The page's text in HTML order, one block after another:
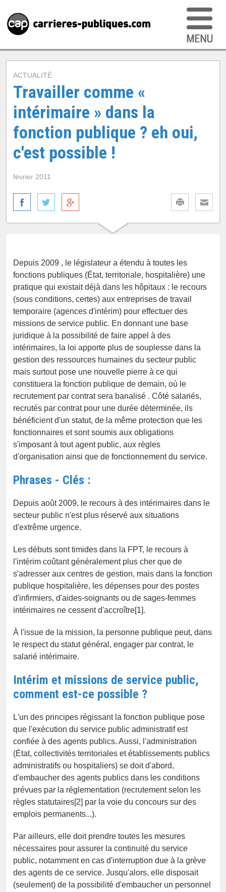
ACTUALITÉ
Travailler comme «
intérimaire » dans la
fonction publique ? eh oui,
c'est possible !
février 2011
Depuis 2009 , le législateur a étendu à toutes les
fonctions publiques (État, territoriale, hospitalière) une
pratique qui existait déjà dans les hôpitaux : le recours
(sous conditions, certes) aux entreprises de travail
temporaire (agences d'intérim) pour effectuer des
missions de service public. En donnant une base
juridique à la possibilité de faire appel à des
intérimaires, la loi apporte plus de souplesse dans la
gestion des ressources humaines du secteur public
mais surtout pose une nouvelle pierre à ce qui
constituera la fonction publique de demain, où le
recrutement par contrat sera banalisé . Côté salariés,
recrutés par contrat pour une durée déterminée, ils
bénéficient d'un statut, de la même protection que les
fonctionnaires et sont soumis aux obligations
s'imposant à tout agent public, aux règles
d'organisation ainsi que de fonctionnement du service.
Phrases - Clés :
Depuis août 2009, le recours à des intérimaires dans le
secteur public n'est plus réservé aux situations
d'extrême urgence.
Les débuts sont timides dans la FPT, le recours à
l'intérim coûtant généralement plus cher que de
s'adresser aux centres de gestion, mais dans la fonction
publique hospitalière, les dépenses pour des postes
d'infirmiers, d'aides-soignants ou de sages-femmes
intérimaires ne cessent d'accroître[1].
À l'issue de la mission, la personne publique peut, dans
le respect du statut général, engager par contrat, le
salarié intérimaire.
Intérim et missions de service public,
comment est-ce possible ?
L'un des principes régissant la fonction publique pose
que l'exécution du service public administratif est
confiée à des agents publics. Aussi, l'administration
(État, collectivités territoriales et établissements publics
administratifs ou hospitaliers) se doit d'abord,
d'embaucher des agents publics dans les conditions
prévues par la réglementation (recrutement selon les
règles statutaires[2] par la voie du concours sur des
emplois permanents...).
Par ailleurs, elle doit prendre toutes les mesures
nécessaires pour assurer la continuité du service
public, notamment en cas d'interruption due à la grève
des agents de ce service. Jusqu'alors, elle disposait
(seulement) de la possibilité d'embaucher un personnel